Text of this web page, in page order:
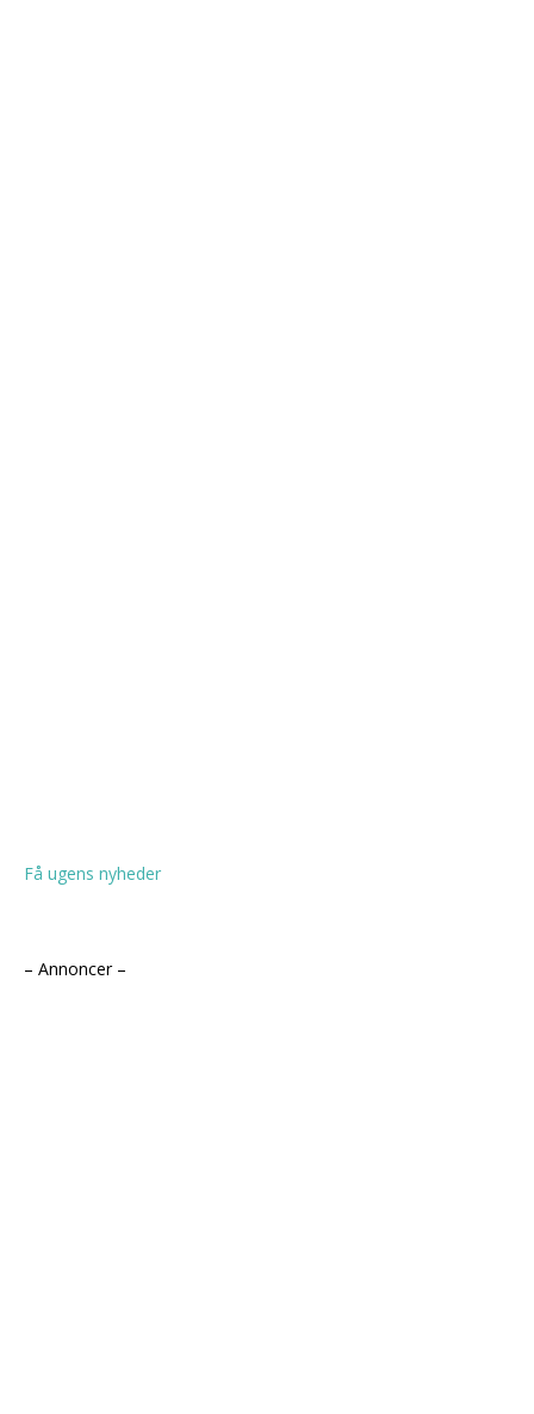
Få ugens nyheder
– Annoncer –